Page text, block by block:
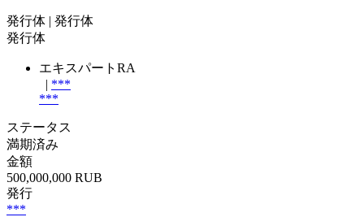
発行体 | 発行体
発行体
エキスパートRA
| ***
***
ステータス
満期済み
金額
500,000,000 RUB
発行
***